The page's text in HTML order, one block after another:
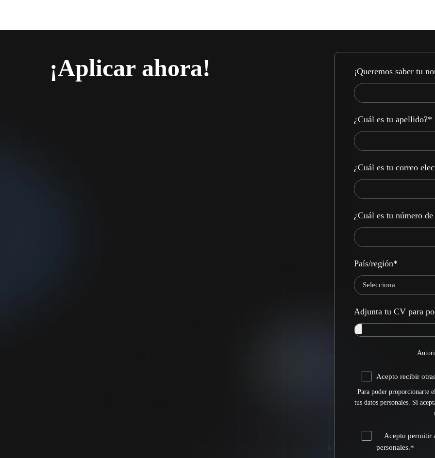
¡Aplicar ahora! ¡Queremos saber tu
¿Cuál es tu apellido?*
¿Cuál es tu correo
¿Cuál es tu número
País/región*
Adjunta tu CV para
Acepto recibir
Para poder proporcionarte
tus datos personales. Si
Acepto permitir
personales.*